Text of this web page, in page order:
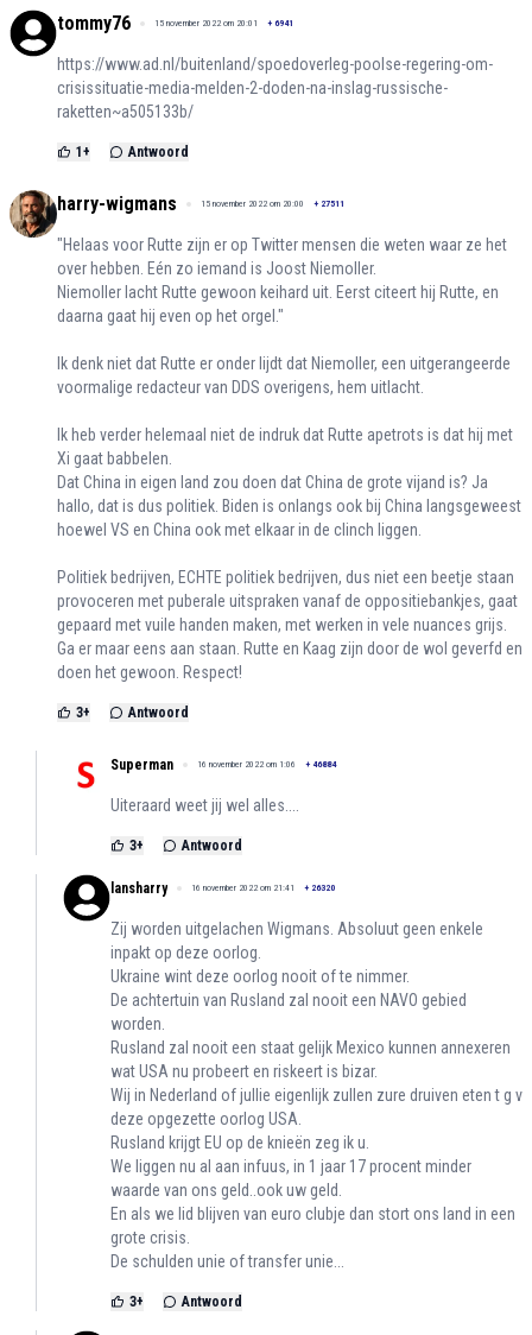
tommy76 15 november 2022 om 20:01 + 6941
https://www.ad.nl/buitenland/spoedoverleg-poolse-regering-om-
crisissituatie-media-melden-2-doden-na-inslag-russische-
raketten~a505133b/
1 + Antwoord
harry-wigmans 15 november 2022 om 20:00 + 27511
"Helaas voor Rutte zijn er op Twitter mensen die weten waar ze het
over hebben. Eén zo iemand is Joost Niemoller.
Niemoller lacht Rutte gewoon keihard uit. Eerst citeert hij Rutte, en
daarna gaat hij even op het orgel."
Ik denk niet dat Rutte er onder lijdt dat Niemoller, een uitgerangeerde
voormalige redacteur van DDS overigens, hem uitlacht.
Ik heb verder helemaal niet de indruk dat Rutte apetrots is dat hij met
Xi gaat babbelen.
Dat China in eigen land zou doen dat China de grote vijand is? Ja
hallo, dat is dus politiek. Biden is onlangs ook bij China langsgeweest
hoewel VS en China ook met elkaar in de clinch liggen.
Politiek bedrijven, ECHTE politiek bedrijven, dus niet een beetje staan
provoceren met puberale uitspraken vanaf de oppositiebankjes, gaat
gepaard met vuile handen maken, met werken in vele nuances grijs.
Ga er maar eens aan staan. Rutte en Kaag zijn door de wol geverfd en
doen het gewoon. Respect!
3+ Antwoord
Superman 16 november 2022 om 1:06 + 46884
Uiteraard weet jij wel alles....
3+ Antwoord
lansharry 16 november 2022 om 21:41 + 26320
Zij worden uitgelachen Wigmans. Absoluut geen enkele
inpakt op deze oorlog.
Ukraine wint deze oorlog nooit of te nimmer.
De achtertuin van Rusland zal nooit een NAVO gebied
worden.
Rusland zal nooit een staat gelijk Mexico kunnen annexeren
wat USA nu probeert en riskeert is bizar.
Wij in Nederland of jullie eigenlijk zullen zure druiven eten t g v
deze opgezette oorlog USA.
Rusland krijgt EU op de knieën zeg ik u.
We liggen nu al aan infuus, in 1 jaar 17 procent minder
waarde van ons geld..ook uw geld.
En als we lid blijven van euro clubje dan stort ons land in een
grote crisis.
De schulden unie of transfer unie...
3+ Antwoord